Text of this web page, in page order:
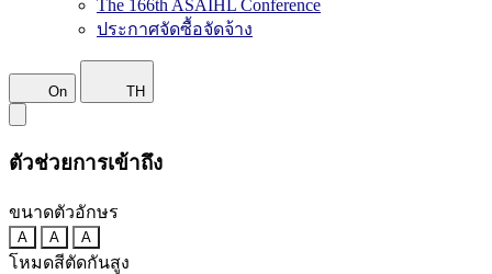
The 166th ASAIHL Conference
ประกาศจัดซื้อจัดจ้าง
On TH
ตัวช่วยการเข้าถึง
ขนาดตัวอักษร
A A A
โหมดสีตัดกันสูง